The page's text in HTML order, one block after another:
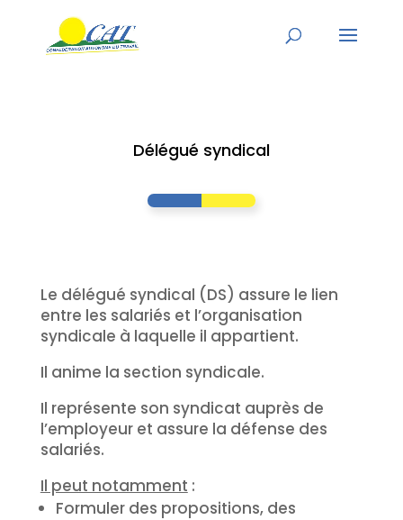
Délégué syndical
Le délégué syndical (DS) assure le lien
entre les salariés et l’organisation
syndicale à laquelle il appartient.
Il anime la section syndicale.
Il représente son syndicat auprès de
l’employeur et assure la défense des
salariés.
Il peut notamment :
Formuler des propositions, des